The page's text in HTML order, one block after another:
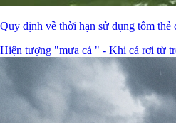
Quy định về thời hạn sử dụng tôm thẻ
Hiện tượng "mưa cá " - Khi cá rơi từ